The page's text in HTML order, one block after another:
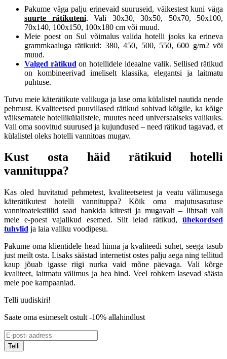
Pakume väga palju erinevaid suuruseid, väikestest kuni väga
suurte rätikuteni. Vali 30x30, 30x50, 50x70, 50x100,
70x140, 100x150, 100x180 cm või muud.
Meie poest on Sul võimalus valida hotelli jaoks ka erineva
grammkaaluga rätikuid: 380, 450, 500, 550, 600 g/m2 või
muud.
Valged rätikud on hotellidele ideaalne valik. Sellised rätikud
on kombineerivad imeliselt klassika, elegantsi ja laitmatu
puhtuse.
Tutvu meie käterätikute valikuga ja lase oma külalistel nautida nende
pehmust. Kvaliteetsed puuvillased rätikud sobivad kõigile, ka kõige
väiksematele hotellikülalistele, muutes need universaalseks valikuks.
Vali oma soovitud suurused ja kujundused – need rätikud tagavad, et
külalistel oleks hotelli vannitoas mugav.
Kust osta häid rätikuid hotelli
vannituppa?
Kas oled huvitatud pehmetest, kvaliteetsetest ja veatu välimusega
käterätikutest hotelli vannituppa? Kõik oma majutusasutuse
vannitoatekstiilid saad hankida kiiresti ja mugavalt – lihtsalt vali
meie e-poest vajalikud esemed. Siit leiad rätikud, ühekordsed
tuhvlid ja laia valiku voodipesu.
Pakume oma klientidele head hinna ja kvaliteedi suhet, seega tasub
just meilt osta. Lisaks säästad internetist ostes palju aega ning tellitud
kaup jõuab igasse riigi nurka vaid mõne päevaga. Vali kõrge
kvaliteet, laitmatu välimus ja hea hind. Veel rohkem lasevad säästa
meie poe kampaaniad.
Telli uudiskiri!
Saate oma esimeselt ostult -10% allahindlust
Telli